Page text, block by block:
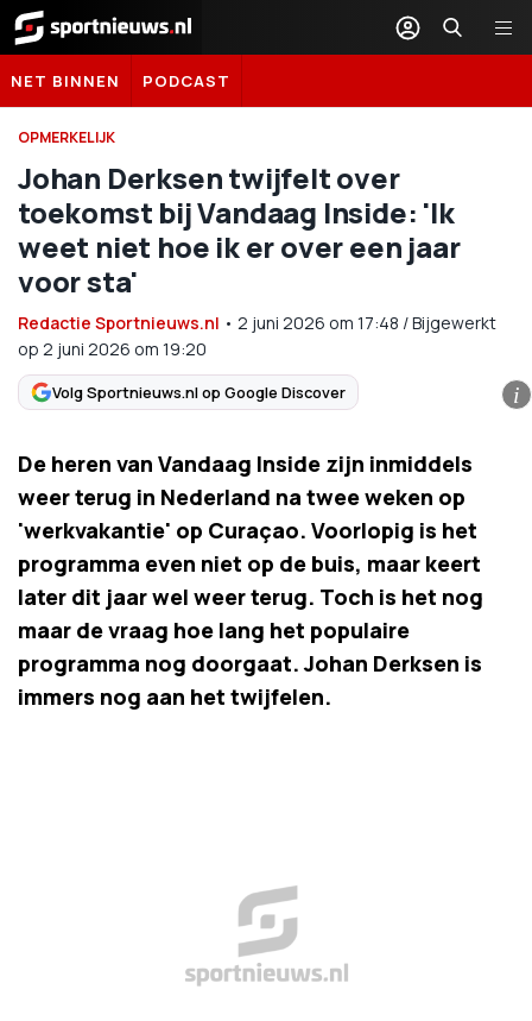
Sportnieuws.nl
NET BINNEN PODCAST
OPMERKELIJK
Johan Derksen twijfelt over
toekomst bij Vandaag Inside: 'Ik
weet niet hoe ik er over een jaar
voor sta'
Redactie Sportnieuws.nl • 2 juni 2026 om 17:48 /Bijgewerkt
op 2 juni 2026 om 19:20
Volg Sportnieuws.nl op Google Discover i
De heren van Vandaag Inside zijn inmiddels
weer terug in Nederland na twee weken op
'werkvakantie' op Curaçao. Voorlopig is het
programma even niet op de buis, maar keert
later dit jaar wel weer terug. Toch is het nog
maar de vraag hoe lang het populaire
programma nog doorgaat. Johan Derksen is
immers nog aan het twijfelen.